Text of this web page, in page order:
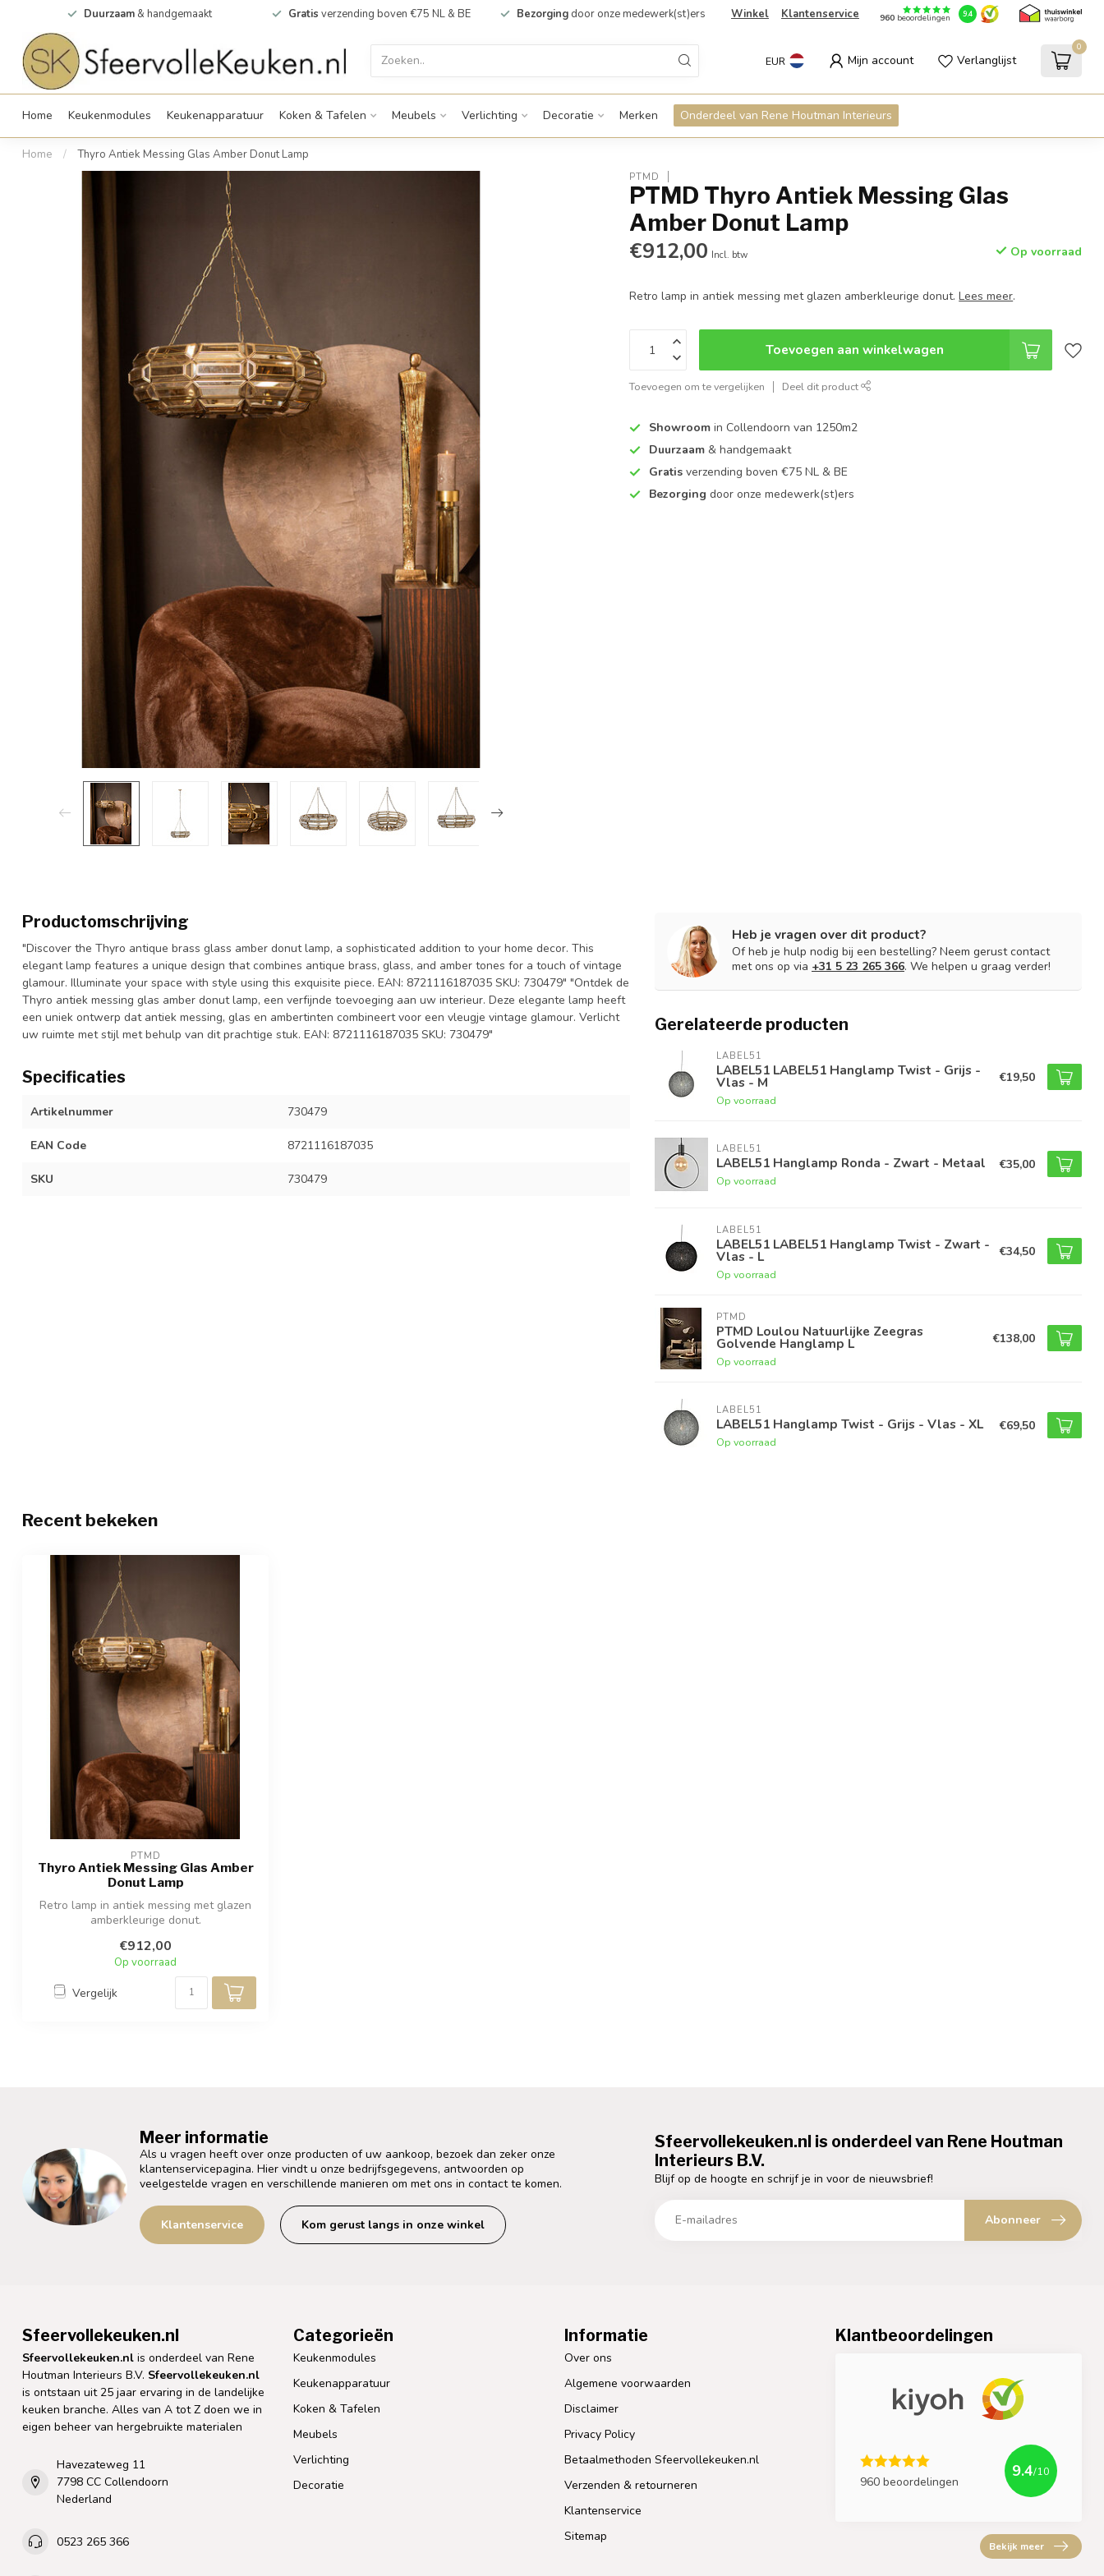
Duurzaam & handgemaakt Gratis verzending boven €75 NL & BE Bezorging door onze medewerk(st)ers Winkel Klantenservice 960beoordelingen 9.4
EUR Mijn account Verlanglijst
0
Home Keukenmodules Keukenapparatuur Koken & Tafelen Meubels Verlichting Decoratie Merken Onderdeel van Rene Houtman Interieurs
Home / Thyro Antiek Messing Glas Amber Donut Lamp
PTMD
PTMD Thyro Antiek Messing Glas
Amber Donut Lamp
€912,00 Incl. btw Op voorraad
Retro lamp in antiek messing met glazen amberkleurige donut.Lees meer.
Toevoegen aan winkelwagen
Toevoegen om te vergelijken Deel dit product
Showroom in Collendoorn van 1250m2
Duurzaam & handgemaakt
Gratis verzending boven €75 NL & BE
Bezorging door onze medewerk(st)ers
Productomschrijving
"Discover the Thyro antique brass glass amber donut lamp, a sophisticated addition to your home decor. This
elegant lamp features a unique design that combines antique brass, glass, and amber tones for a touch of vintage
glamour. Illuminate your space with style using this exquisite piece. EAN: 8721116187035 SKU: 730479" "Ontdek de
Thyro antiek messing glas amber donut lamp, een verfijnde toevoeging aan uw interieur. Deze elegante lamp heeft
een uniek ontwerp dat antiek messing, glas en ambertinten combineert voor een vleugje vintage glamour. Verlicht
uw ruimte met stijl met behulp van dit prachtige stuk. EAN: 8721116187035 SKU: 730479"
Specificaties
Artikelnummer 730479
EAN Code 8721116187035
SKU 730479
Heb je vragen over dit product?
Of heb je hulp nodig bij een bestelling? Neem gerust contact
met ons op via +31 5 23 265 366. We helpen u graag verder!
Gerelateerde producten
LABEL51
LABEL51 LABEL51 Hanglamp Twist - Grijs -
Vlas - M
Op voorraad
€19,50
LABEL51
LABEL51 Hanglamp Ronda - Zwart - Metaal
Op voorraad
€35,00
LABEL51
LABEL51 LABEL51 Hanglamp Twist - Zwart -
Vlas - L
Op voorraad
€34,50
PTMD
PTMD Loulou Natuurlijke Zeegras
Golvende Hanglamp L
Op voorraad
€138,00
LABEL51
LABEL51 Hanglamp Twist - Grijs - Vlas - XL
Op voorraad
€69,50
Recent bekeken
PTMD
Thyro Antiek Messing Glas Amber
Donut Lamp
Retro lamp in antiek messing met glazen
amberkleurige donut.
€912,00
Op voorraad
Vergelijk
Meer informatie
Als u vragen heeft over onze producten of uw aankoop, bezoek dan zeker onze
klantenservicepagina. Hier vindt u onze bedrijfsgegevens, antwoorden op
veelgestelde vragen en verschillende manieren om met ons in contact te komen.
Klantenservice Kom gerust langs in onze winkel
Sfeervollekeuken.nl is onderdeel van Rene Houtman
Interieurs B.V.
Blijf op de hoogte en schrijf je in voor de nieuwsbrief!
Abonneer
Sfeervollekeuken.nl
Sfeervollekeuken.nl is onderdeel van Rene
Houtman Interieurs B.V. Sfeervollekeuken.nl
is ontstaan uit 25 jaar ervaring in de landelijke
keuken branche. Alles van A tot Z doen we in
eigen beheer van hergebruikte materialen
Havezateweg 11
7798 CC Collendoorn
Nederland
0523 265 366
Categorieën
Keukenmodules
Keukenapparatuur
Koken & Tafelen
Meubels
Verlichting
Decoratie
Informatie
Over ons
Algemene voorwaarden
Disclaimer
Privacy Policy
Betaalmethoden Sfeervollekeuken.nl
Verzenden & retourneren
Klantenservice
Sitemap
Klantbeoordelingen
960 beoordelingen
9.4/10
Bekijk meer